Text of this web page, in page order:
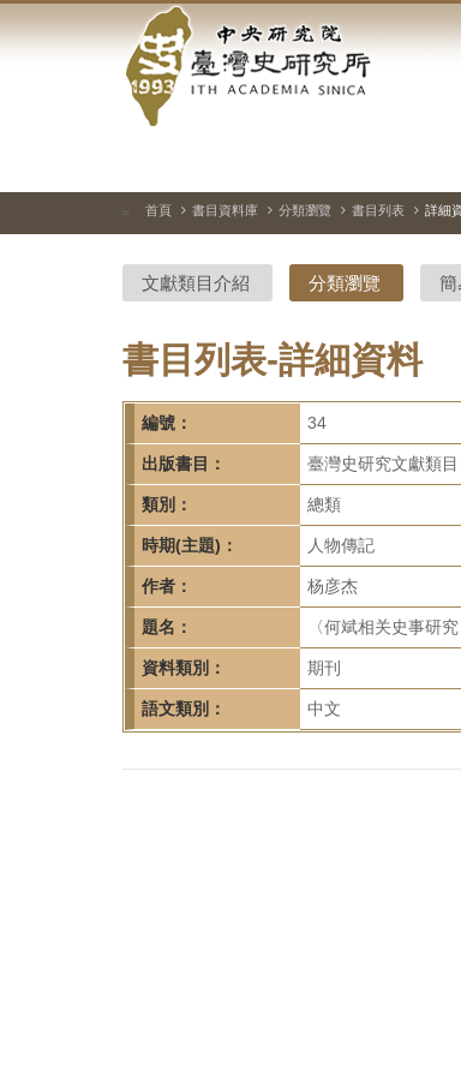
到
中
央
研
院-
臺
灣
史
研
究
所-
首
頁
::: 首頁 書目資料庫 分類瀏覽 書目列表 詳細
文獻類目介紹 分類瀏覽 簡
書目列表-詳細資料
編號： 34
出版書目： 臺灣史研究文獻類
類別： 總類
時期(主題)： 人物傳記
作者： 杨彦杰
題名： 〈何斌相关史事研
資料類別： 期刊
語文類別： 中文